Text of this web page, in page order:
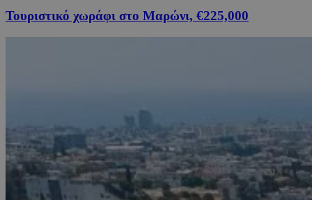
Τουριστικό χωράφι στο Μαρώνι, €225,000